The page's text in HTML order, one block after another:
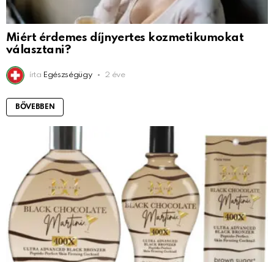
Miért érdemes díjnyertes kozmetikumokat
választani?
írta Egészségügy 2 éve
BŐVEBBEN